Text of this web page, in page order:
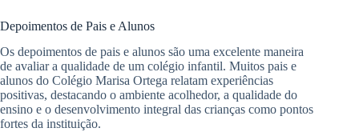
Depoimentos de Pais e Alunos
Os depoimentos de pais e alunos são uma excelente maneira
de avaliar a qualidade de um colégio infantil. Muitos pais e
alunos do Colégio Marisa Ortega relatam experiências
positivas, destacando o ambiente acolhedor, a qualidade do
ensino e o desenvolvimento integral das crianças como pontos
fortes da instituição.